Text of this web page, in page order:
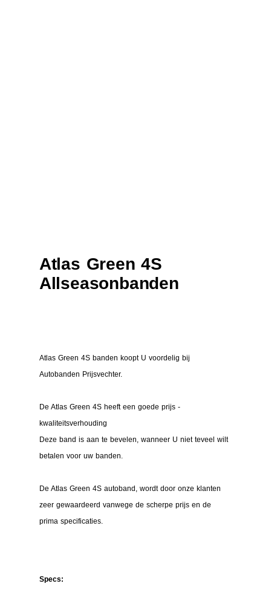
Atlas Green 4S
Allseasonbanden
Atlas Green 4S banden koopt U voordelig bij
Autobanden Prijsvechter.
De Atlas Green 4S heeft een goede prijs -
kwaliteitsverhouding
Deze band is aan te bevelen, wanneer U niet teveel wilt
betalen voor uw banden.
De Atlas Green 4S autoband, wordt door onze klanten
zeer gewaardeerd vanwege de scherpe prijs en de
prima specificaties.
Specs: